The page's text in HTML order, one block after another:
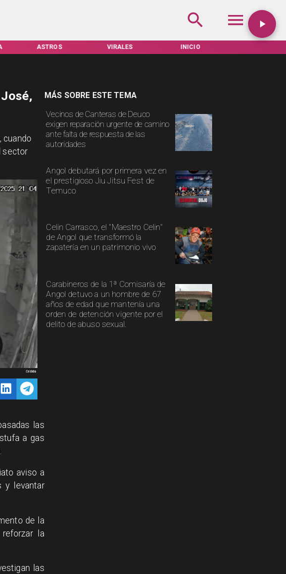
ASTROS VIRALES INICIO
Cedida
Vecinos de Canteras de Deuco
exigen reparación urgente de camino
ante falta de respuesta de las
autoridades
Angol debutará por primera vez en
el prestigioso Jiu Jitsu Fest de
Temuco
Celin Carrasco, el "Maestro Celin"
de Angol que transformó la
zapatería en un patrimonio vivo
Carabineros de la 1ª Comisaría de
Angol detuvo a un hombre de 67
años de edad que mantenía una
orden de detención vigente por el
delito de abuso sexual.
MÁS SOBRE ESTE TEMA
cuando
sector
las
a gas
aviso a
y levantar
de la
la
las